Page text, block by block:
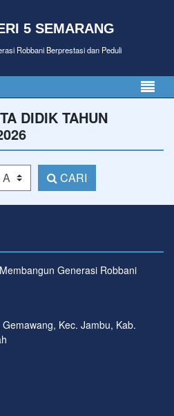
5 SEMARANG
Robbani Berprestasi dan Peduli
DIDIK TAHUN
CARI
Generasi Robbani
Kec. Jambu, Kab.